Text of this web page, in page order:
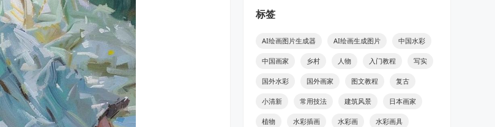
标签
AI绘画图片生成器 AI绘画生成图片 中国水彩
中国画家 乡村 人物 入门教程 写实
国外水彩 国外画家 图文教程 复古
小清新 常用技法 建筑风景 日本画家
植物 水彩插画 水彩画 水彩画具